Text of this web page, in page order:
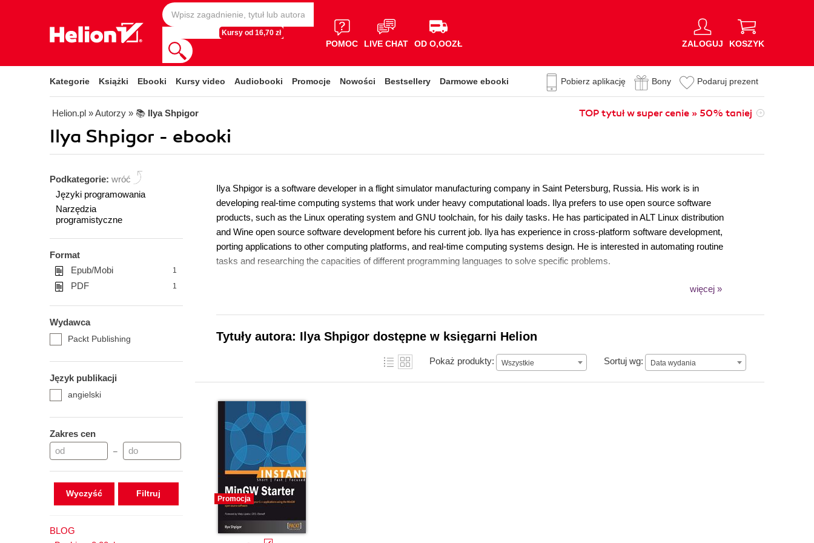
Kursy od 16,70 zł
POMOC LIVE CHAT OD O,OOZŁ ZALOGUJ KOSZYK
Kategorie Książki Ebooki Kursy video Audiobooki Promocje Nowości Bestsellery Darmowe ebooki Pobierz aplikację Bony Podaruj prezent
Helion.pl » Autorzy » 📚 Ilya Shpigor TOP tytuł w super cenie » 50% taniej
Ilya Shpigor - ebooki
Podkategorie: wróć
Języki programowania
Narzędzia
programistyczne
Format
Epub/Mobi
1
PDF 1
Wydawca
Packt Publishing
Język publikacji
angielski
Zakres cen
–
Wyczyść
BLOG
Ilya Shpigor is a software developer in a flight simulator manufacturing company in Saint Petersburg, Russia. His work is in
developing real-time computing systems that work under heavy computational loads. Ilya prefers to use open source software
products, such as the Linux operating system and GNU toolchain, for his daily tasks. He has participated in ALT Linux distribution
and Wine open source software development before his current job. Ilya has experience in cross-platform software development,
porting applications to other computing platforms, and real-time computing systems design. He is interested in automating routine
tasks and researching the capacities of different programming languages to solve specific problems.
więcej »
Tytuły autora: Ilya Shpigor dostępne w księgarni Helion
Pokaż produkty: Wszystkie Sortuj wg: Data wydania
Data wydania
Promocja